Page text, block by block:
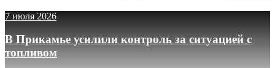
7 июля 2026
В Прикамье усилили контроль за ситуацией с
топливом